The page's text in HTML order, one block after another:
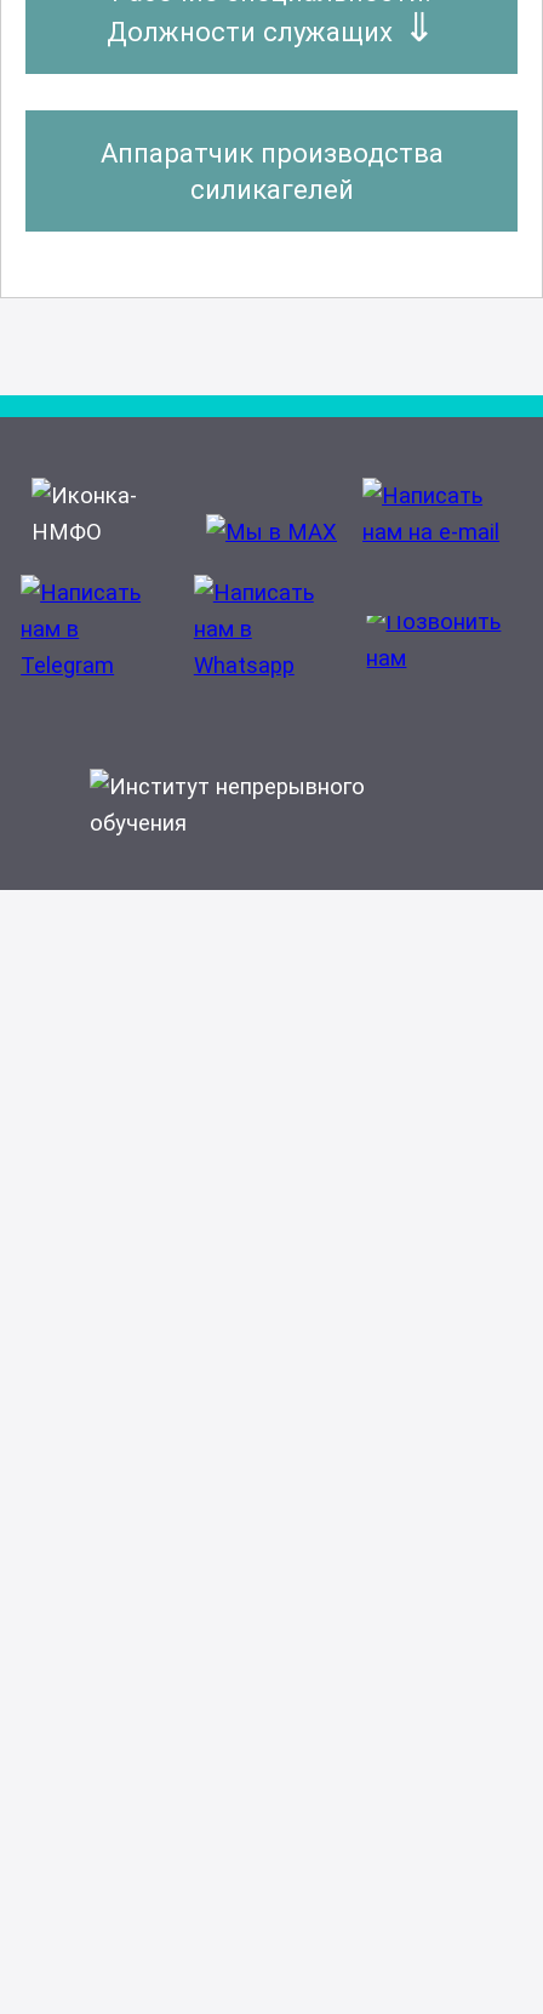
Должности служащих
Аппаратчик производства
силикагелей